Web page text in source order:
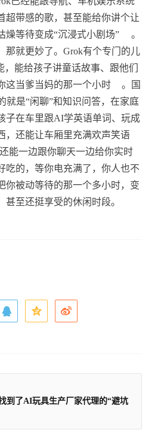
超带感的歌，甚至能给你讲个让
燥等待变成“沉浸式小剧场”
。
那就更妙了。Grok有个专门的儿
，能给孩子讲童话故事、跟他们
这当爹当妈的那一个小时
。国
就是“闲聊”和知识问答，在家庭
子在车里跟AI学英语单词、玩成
，还能让车厢里充满欢声笑语
能一边跟你聊天一边给你实时
吃的，等你电充满了，你人也不
你被动等待的那一个多小时，变
至还挺享受的休闲时段。
到了AI玩具生产厂家代理的“避坑